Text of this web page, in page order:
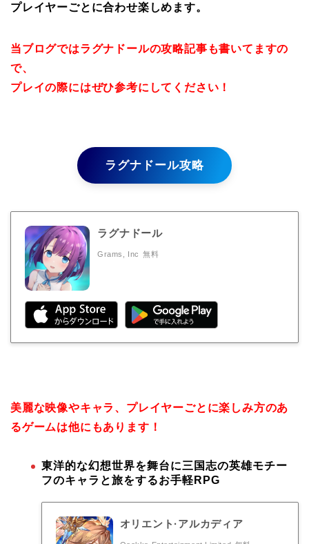
プレイヤーごとに合わせ楽しめます。
当ブログではラグナドールの攻略記事も書いてますの
で、
プレイの際にはぜひ参考にしてください！
ラグナドール攻略
ラグナドール
Grams, Inc 無料
美麗な映像やキャラ、プレイヤーごとに楽しみ方のあ
るゲームは他にもあります！
東洋的な幻想世界を舞台に三国志の英雄モチー
フのキャラと旅をするお手軽RPG
オリエント·アルカディア